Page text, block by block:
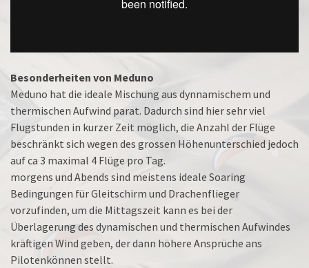
Besonderheiten von Meduno
Meduno hat die ideale Mischung aus dynnamischem und
thermischen Aufwind parat. Dadurch sind hier sehr viel
Flugstunden in kurzer Zeit möglich, die Anzahl der Flüge
beschränkt sich wegen des grossen Höhenunterschied jedoch
auf ca 3 maximal 4 Flüge pro Tag.
morgens und Abends sind meistens ideale Soaring
Bedingungen für Gleitschirm und Drachenflieger
vorzufinden, um die Mittagszeit kann es bei der
Überlagerung des dynamischen und thermischen Aufwindes
kräftigen Wind geben, der dann höhere Ansprüche ans
Pilotenkönnen stellt.